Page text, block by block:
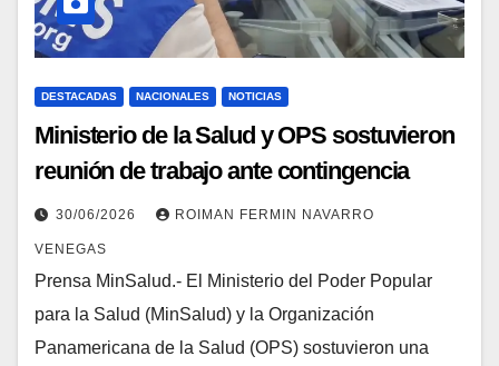
DESTACADAS NACIONALES NOTICIAS
Ministerio de la Salud y OPS sostuvieron
reunión de trabajo ante contingencia
nacional
30/06/2026 ROIMAN FERMIN NAVARRO
VENEGAS
Prensa MinSalud.- El Ministerio del Poder Popular
para la Salud (MinSalud) y la Organización
Panamericana de la Salud (OPS) sostuvieron una